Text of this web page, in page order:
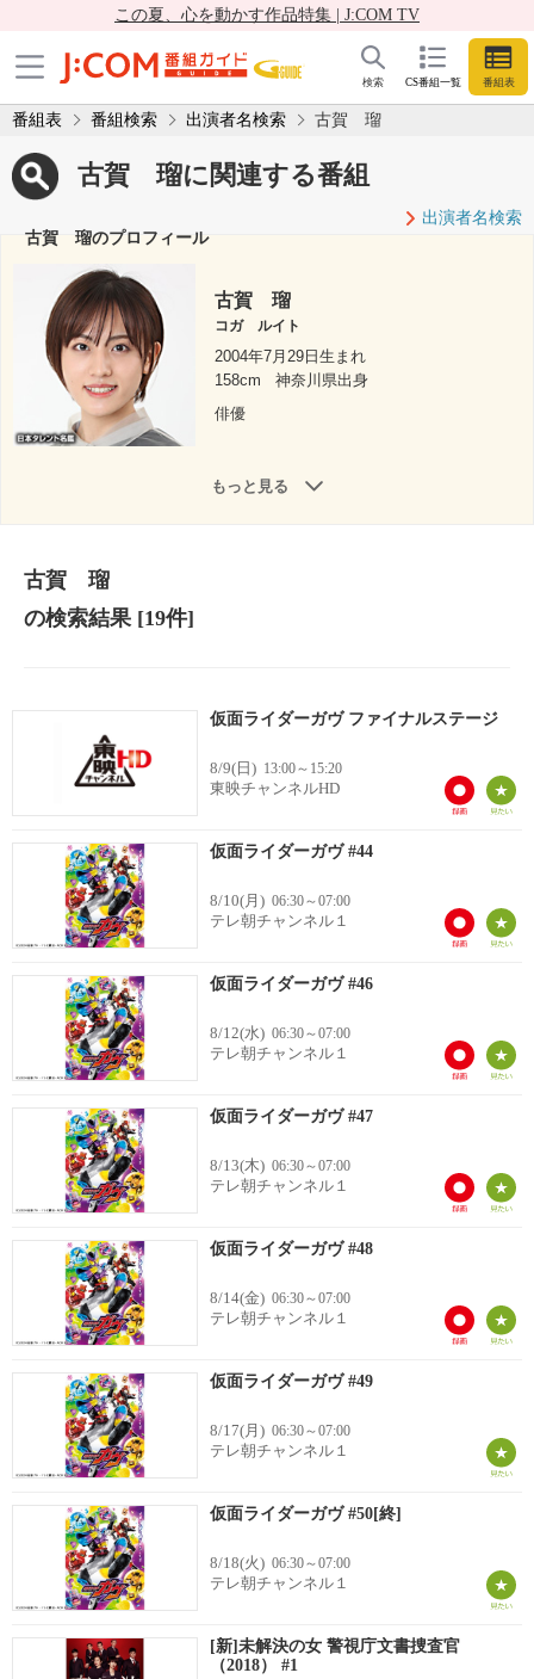
この夏、心を動かす作品特集 | J:COM TV
CS番組一覧 番組表
検索
番組表 番組検索 出演者名検索 古賀 瑠
古賀 瑠に関連する番組
出演者名検索
古賀 瑠のプロフィール
古賀 瑠
コガ ルイト
2004年7月29日生まれ
158cm
神奈川県出身
俳優
もっと見る
古賀 瑠
の検索結果[19件]
仮面ライダーガヴ ファイナルステージ
8/9(日) 13:00～15:20
東映チャンネルHD
仮面ライダーガヴ #44
8/10(月) 06:30～07:00
テレ朝チャンネル１
仮面ライダーガヴ #46
8/12(水) 06:30～07:00
テレ朝チャンネル１
仮面ライダーガヴ #47
8/13(木) 06:30～07:00
テレ朝チャンネル１
仮面ライダーガヴ #48
8/14(金) 06:30～07:00
テレ朝チャンネル１
仮面ライダーガヴ #49
8/17(月) 06:30～07:00
テレ朝チャンネル１
仮面ライダーガヴ #50[終]
8/18(火) 06:30～07:00
テレ朝チャンネル１
[新]未解決の女 警視庁文書捜査官
（2018） #1